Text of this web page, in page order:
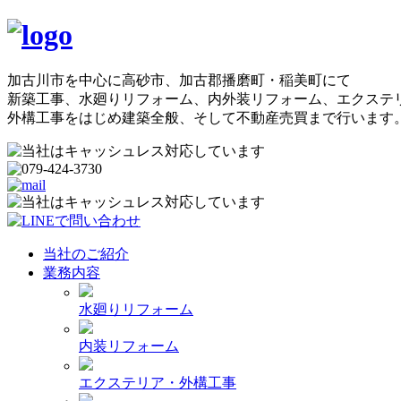
加古川市を中心に高砂市、加古郡播磨町・稲美町にて
新築工事、水廻りリフォーム、内外装リフォーム、エクステ
外構工事をはじめ建築全般、そして不動産売買まで行います。
当社のご紹介
業務内容
水廻りリフォーム
内装リフォーム
エクステリア・外構工事